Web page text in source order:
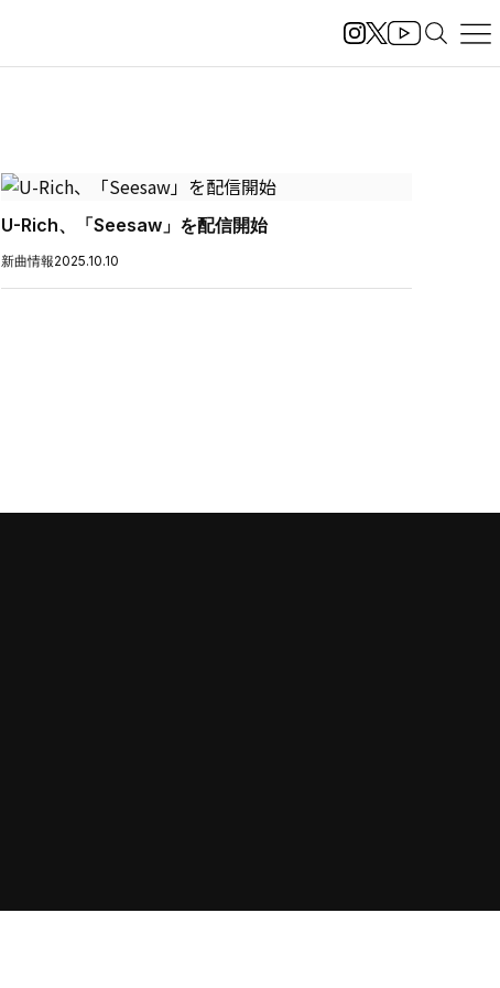
U-Rich、「Seesaw」を配信開始
新曲情報2025.10.10